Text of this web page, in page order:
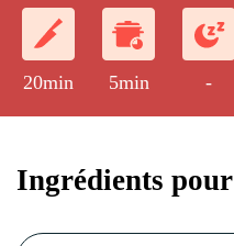
20min 5min -
Ingrédients pour